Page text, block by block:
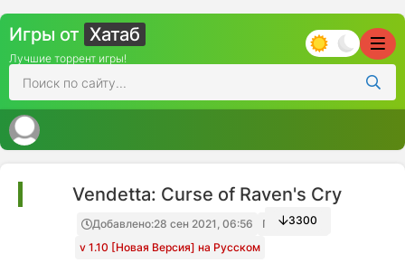
Игры от Хатаб
Лучшие торрент игры!
Vendetta: Curse of Raven's Cry
Добавлено:28 сен 2021, 06:56
Папка игры
v 1.10 [Новая Версия] на Русском
3300